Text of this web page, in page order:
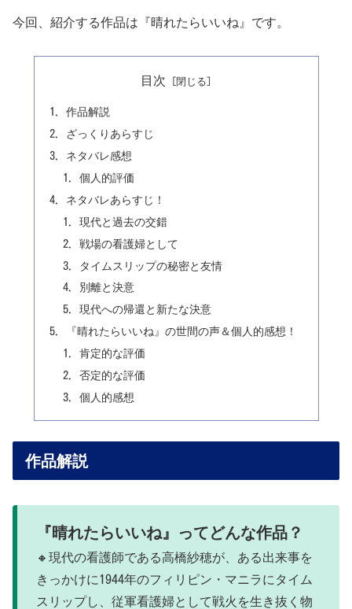
今回、紹介する作品は『晴れたらいいね』です。
目次
作品解説
ざっくりあらすじ
ネタバレ感想
個人的評価
ネタバレあらすじ！
現代と過去の交錯
戦場の看護婦として
タイムスリップの秘密と友情
別離と決意
現代への帰還と新たな決意
『晴れたらいいね』の世間の声＆個人的感想！
肯定的な評価
否定的な評価
個人的感想
作品解説
『晴れたらいいね』ってどんな作品？
🔸現代の看護師である高橋紗穂が、ある出来事を
きっかけに1944年のフィリピン・マニラにタイム
スリップし、従軍看護婦として戦火を生き抜く物